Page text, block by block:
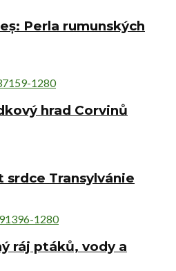
Perla rumunských
hrad Corvinů
srdce Transylvánie
ráj ptáků, vody a